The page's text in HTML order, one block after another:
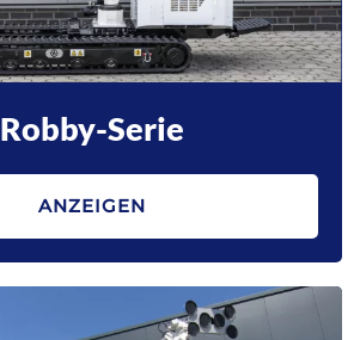
Robby-Serie
ANZEIGEN